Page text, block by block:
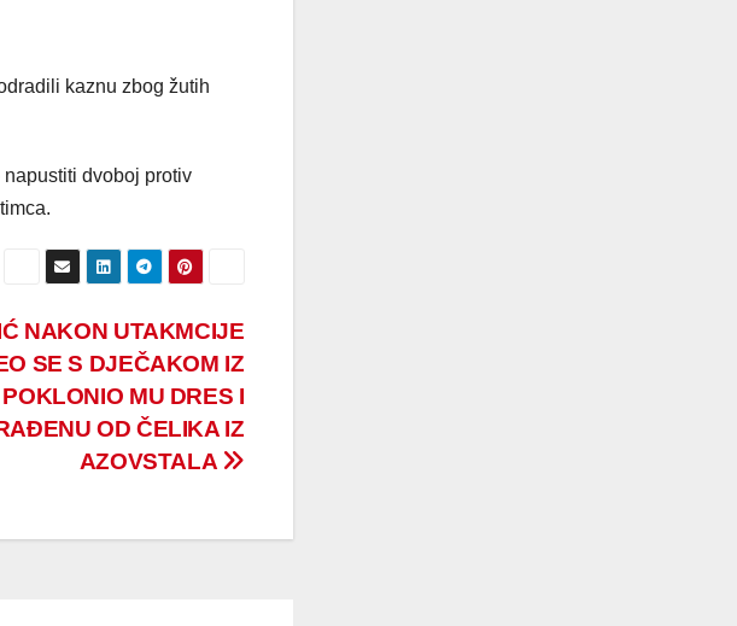
kaznu zbog žutih
dvoboj protiv
NAKON UTAKMCIJE
SE S DJEČAKOM IZ
MU DRES I
OD ČELIKA IZ
AZOVSTALA